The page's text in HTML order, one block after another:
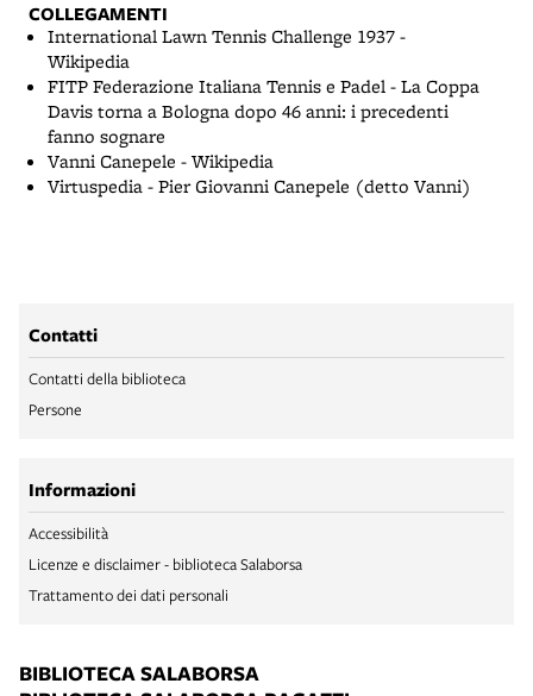
COLLEGAMENTI
International Lawn Tennis Challenge 1937 -
Wikipedia
FITP Federazione Italiana Tennis e Padel - La Coppa
Davis torna a Bologna dopo 46 anni: i precedenti
fanno sognare
Vanni Canepele - Wikipedia
Virtuspedia - Pier Giovanni Canepele (detto Vanni)
Contatti
Contatti della biblioteca
Persone
Informazioni
Accessibilità
Licenze e disclaimer - biblioteca Salaborsa
Trattamento dei dati personali
BIBLIOTECA SALABORSA